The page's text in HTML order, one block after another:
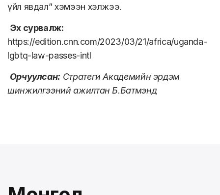
үйл явдал” хэмээн хэлжээ.
Эх сурвалж:
https://edition.cnn.com/2023/03/21/africa/uganda-
lgbtq-law-passes-intl
Орчуулсан: Стратеги Академийн эрдэм
шинжилгээний ажилтан Б.Батмэнд